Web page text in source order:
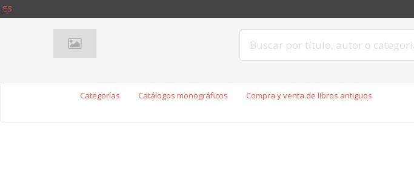
ES
Categorías Catálogos monográficos Compra y venta de libros antiguos